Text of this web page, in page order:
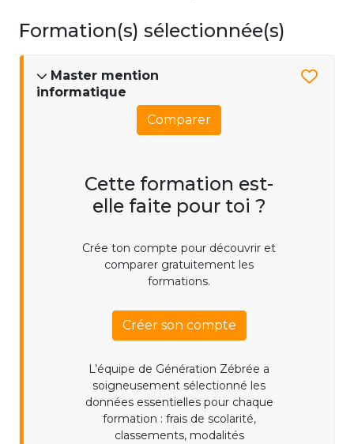
Formation(s) sélectionnée(s)
Master mention
informatique
Comparer
Cette formation est-
elle faite pour toi ?
Crée ton compte pour découvrir et
comparer gratuitement les
formations.
Créer son compte
L’équipe de Génération Zébrée a
soigneusement sélectionné les
données essentielles pour chaque
formation : frais de scolarité,
classements, modalités